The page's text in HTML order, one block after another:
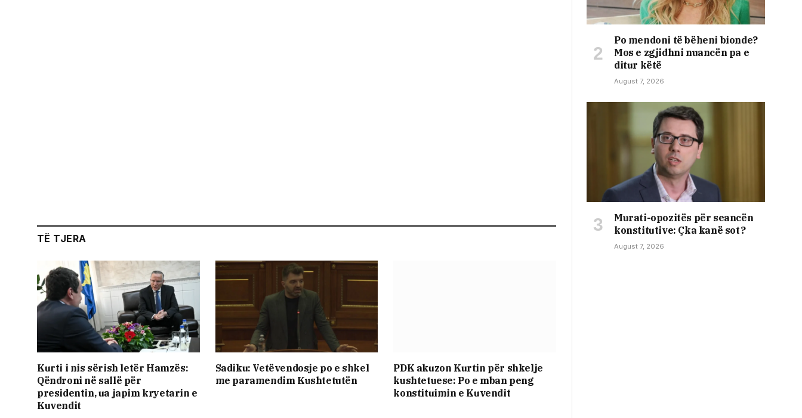
TË TJERA
​Kurti i nis sërish letër Hamzës:
Qëndroni në sallë për
presidentin, ua japim kryetarin e
Kuvendit
Sadiku: Vetëvendosje po e shkel
me paramendim Kushtetutën
PDK akuzon Kurtin për shkelje
kushtetuese: Po e mban peng
konstituimin e Kuvendit
Po mendoni të bëheni bionde?
Mos e zgjidhni nuancën pa e
ditur këtë
August 7, 2026
​Murati-opozitës për seancën
konstitutive: Çka kanë sot?
August 7, 2026